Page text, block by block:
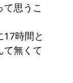
て思うこ
時間と
て無くて